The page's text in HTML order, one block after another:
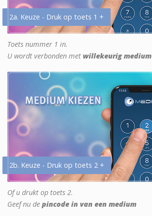
2a. Keuze - Druk op toets 1 +
Toets nummer 1 in.
U wordt verbonden met willekeurig medium
2b. Keuze - Druk op toets 2 +
Of u drukt op toets 2.
Geef nu de pincode in van een medium